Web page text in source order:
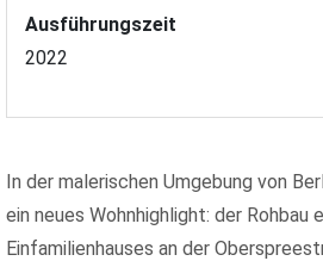
Ausführungszeit
2022
In der malerischen Umgebung von
ein neues Wohnhighlight: der Rohbau
Einfamilienhauses an der